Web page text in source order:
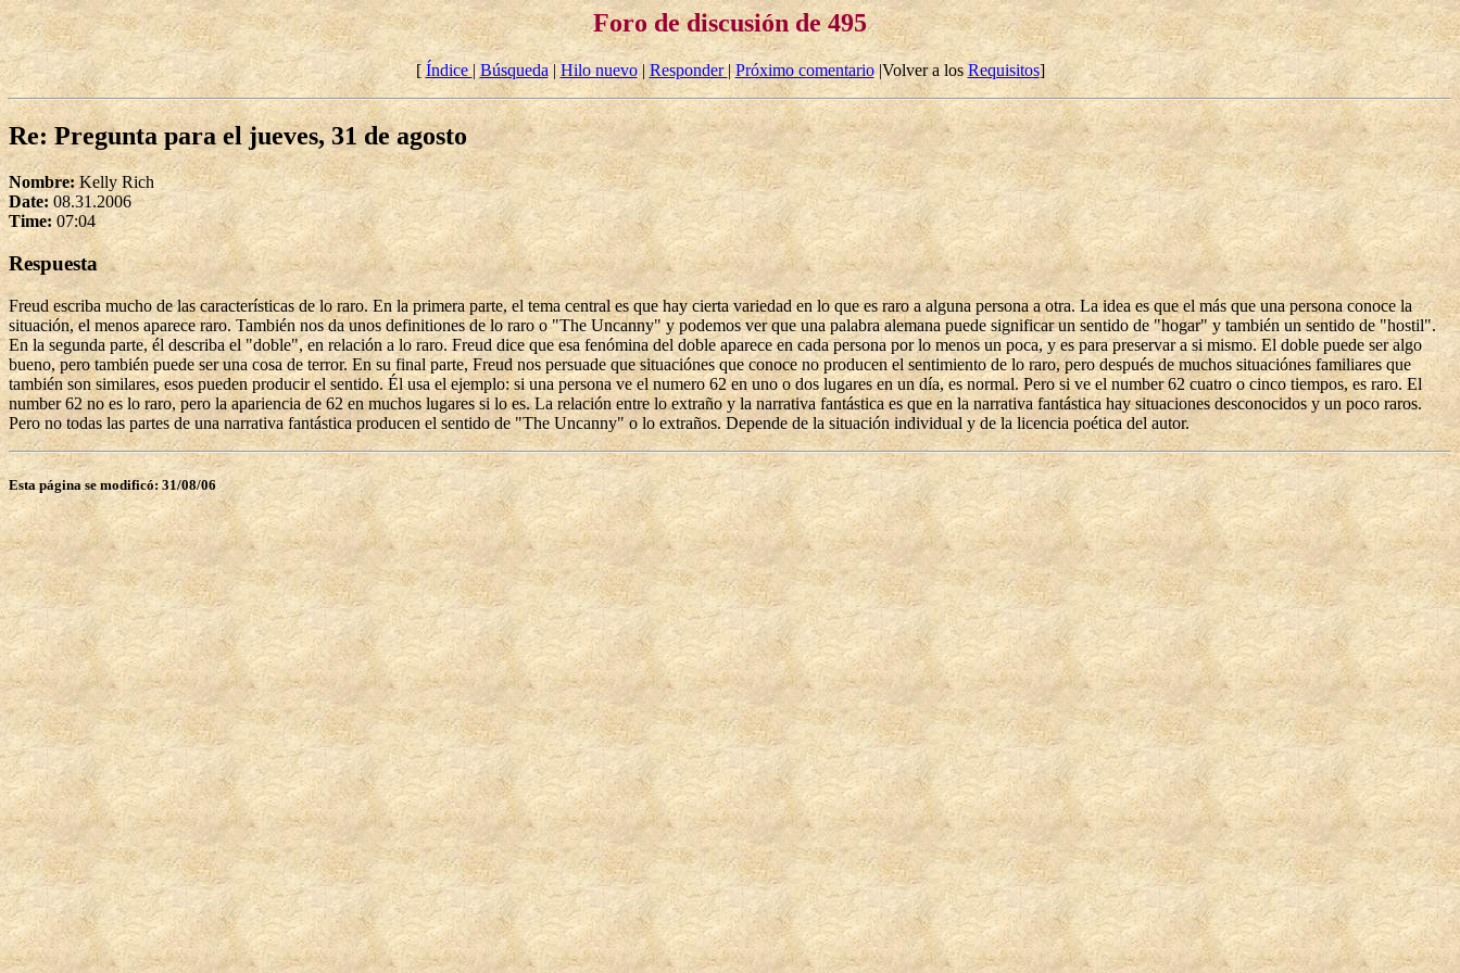
Foro de discusión de 495
[Índice| Búsqueda|Hilo nuevo| Responder|Próximo comentario|Volver a losRequisitos]
Re: Pregunta para el jueves, 31 de agosto
Nombre:Kelly Rich
Date: 08.31.2006
Time: 07:04
Respuesta
Freud escriba mucho de las características de lo raro. En la primera parte, el tema central es que hay cierta variedad en lo que es raro a alguna persona a otra. La idea es que el más que una persona conoce la
situación, el menos aparece raro. También nos da unos definitiones de lo raro o "The Uncanny" y podemos ver que una palabra alemana puede significar un sentido de "hogar" y también un sentido de "hostil".
En la segunda parte, él describa el "doble", en relación a lo raro. Freud dice que esa fenómina del doble aparece en cada persona por lo menos un poca, y es para preservar a si mismo. El doble puede ser algo
bueno, pero también puede ser una cosa de terror. En su final parte, Freud nos persuade que situaciónes que conoce no producen el sentimiento de lo raro, pero después de muchos situaciónes familiares que
también son similares, esos pueden producir el sentido. Él usa el ejemplo: si una persona ve el numero 62 en uno o dos lugares en un día, es normal. Pero si ve el number 62 cuatro o cinco tiempos, es raro. El
number 62 no es lo raro, pero la apariencia de 62 en muchos lugares si lo es. La relación entre lo extraño y la narrativa fantástica es que en la narrativa fantástica hay situaciones desconocidos y un poco raros.
Pero no todas las partes de una narrativa fantástica producen el sentido de "The Uncanny" o lo extraños. Depende de la situación individual y de la licencia poética del autor.
Esta página se modificó: 31/08/06